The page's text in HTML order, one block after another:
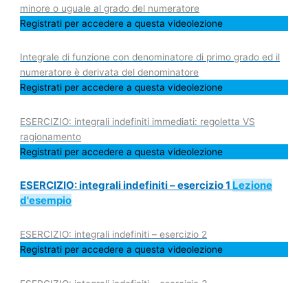
minore o uguale al grado del numeratore
Registrati per accedere a questa videolezione
Integrale di funzione con denominatore di primo grado ed il
numeratore è derivata del denominatore
Registrati per accedere a questa videolezione
ESERCIZIO: integrali indefiniti immediati: regoletta VS
ragionamento
Registrati per accedere a questa videolezione
ESERCIZIO: integrali indefiniti – esercizio 1 Lezione
d'esempio
ESERCIZIO: integrali indefiniti – esercizio 2
Registrati per accedere a questa videolezione